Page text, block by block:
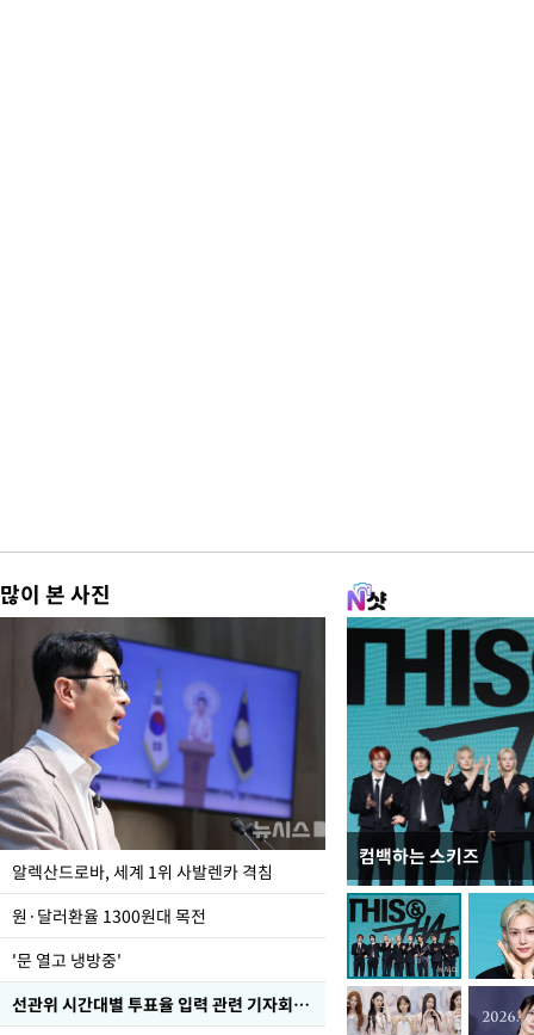
많이 본 사진
알렉산드로바, 세계 1위 사발렌카 격침
원·달러환율 1300원대 목전
'문 열고 냉방중'
선관위 시간대별 투표율 입력 관련 기자회견하는 주진우 의원
컴백하는 스키즈
폭염 속 주말 풍경은?